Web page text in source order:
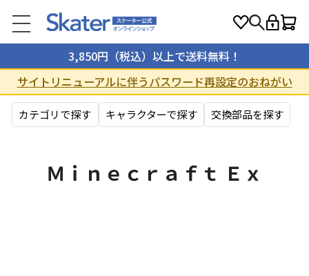
3,850円（税込）以上で送料無料！
サイトリニューアルに伴うパスワード再設定のおねがい
カテゴリで探す キャラクターで探す 交換部品を探す
Ｍｉｎｅｃｒａｆｔ Ｅｘ